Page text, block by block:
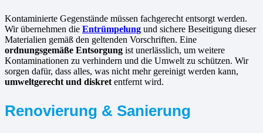
Kontaminierte Gegenstände müssen fachgerecht entsorgt werden.
Wir übernehmen die Entrümpelung und sichere Beseitigung dieser
Materialien gemäß den geltenden Vorschriften. Eine
ordnungsgemäße Entsorgung ist unerlässlich, um weitere
Kontaminationen zu verhindern und die Umwelt zu schützen. Wir
sorgen dafür, dass alles, was nicht mehr gereinigt werden kann,
umweltgerecht und diskret entfernt wird.
Renovierung & Sanierung